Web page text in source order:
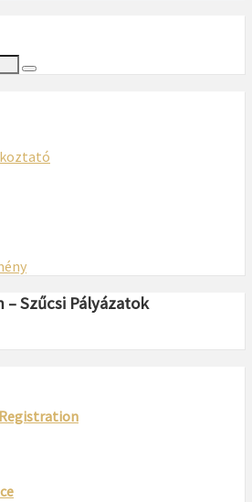
– Szűcsi Pályázatok